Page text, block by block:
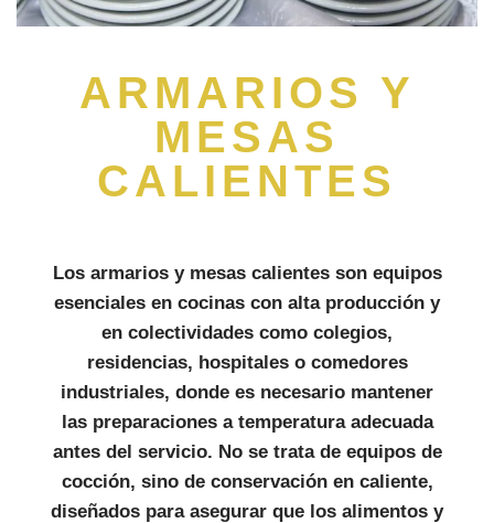
ARMARIOS Y
MESAS
CALIENTES
Los armarios y mesas calientes son equipos
esenciales en cocinas con alta producción y
en colectividades como colegios,
residencias, hospitales o comedores
industriales, donde es necesario mantener
las preparaciones a temperatura adecuada
antes del servicio. No se trata de equipos de
cocción, sino de conservación en caliente,
diseñados para asegurar que los alimentos y